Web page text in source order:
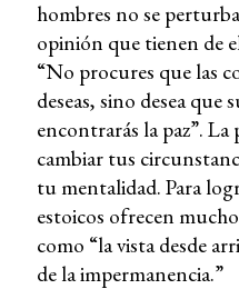
hombres no se
opinión que tienen de
“No procures que las
deseas, sino desea que
encontrarás la paz”. La
cambiar tus
tu mentalidad. Para
estoicos ofrecen
como “la vista desde
de la impermanencia.”